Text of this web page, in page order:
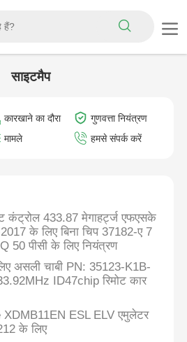
साइटमैप
कारखाने का दौरा
गुणवत्ता नियंत्रण
मामले हमसे संपर्क करें
कंट्रोल 433.87 मेगाहर्ट्ज एफएसके
के लिए बिना चिप 37182-ए 7
50 पीसी के लिए नियंत्रण
असली चाबी PN: 35123-K1B-
ID47chip रिमोट कार
ESL ELV एमुलेटर
के लिए